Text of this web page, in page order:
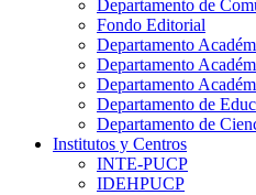
Departamento de
Fondo Editorial
Departamento
Departamento
Departamento
Departamento de
Departamento de
Institutos y Centros
INTE-PUCP
IDEHPUCP